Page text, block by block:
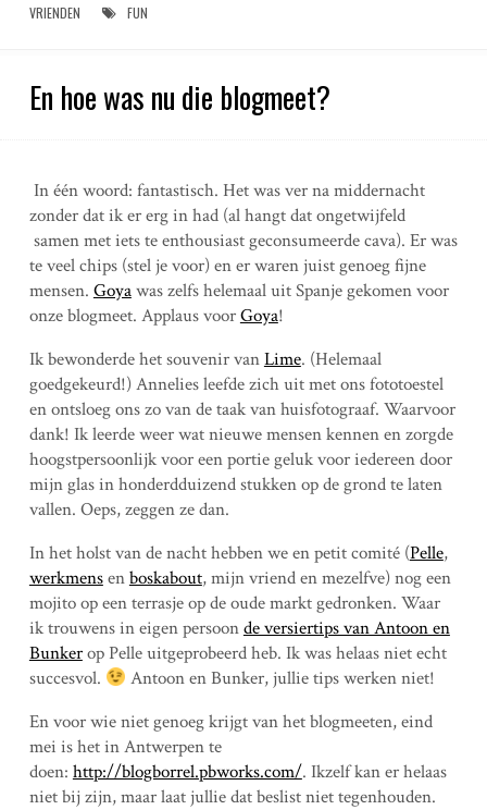
VRIENDEN
FUN
En hoe was nu die blogmeet?
In één woord: fantastisch. Het was ver na middernacht
zonder dat ik er erg in had (al hangt dat ongetwijfeld
samen met iets te enthousiast geconsumeerde cava). Er was
te veel chips (stel je voor) en er waren juist genoeg fijne
mensen. Goyawas zelfs helemaal uit Spanje gekomen voor
onze blogmeet. Applaus voorGoya!
Ik bewonderde het souvenir vanLime. (Helemaal
goedgekeurd!) Annelies leefde zich uit met ons fototoestel
en ontsloeg ons zo van de taak van huisfotograaf. Waarvoor
dank! Ik leerde weer wat nieuwe mensen kennen en zorgde
hoogstpersoonlijk voor een portie geluk voor iedereen door
mijn glas in honderdduizend stukken op de grond te laten
vallen. Oeps, zeggen ze dan.
In het holst van de nacht hebben we en petit comité (Pelle,
werkmensenboskabout, mijn vriend en mezelfve) nog een
mojito op een terrasje op de oude markt gedronken. Waar
ik trouwens in eigen persoonde versiertips van Antoon en
Bunkerop Pelle uitgeprobeerd heb. Ik was helaas niet echt
succesvol.
Antoon en Bunker, jullie tips werken niet!
En voor wie niet genoeg krijgt van het blogmeeten, eind
mei is het in Antwerpen te
doen: http://blogborrel.pbworks.com/. Ikzelf kan er helaas
niet bij zijn, maar laat jullie dat beslist niet tegenhouden.